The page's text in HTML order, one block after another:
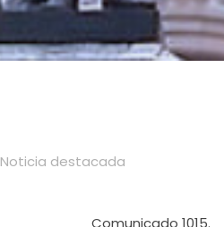
Noticia destacada
Comunicado 1015.